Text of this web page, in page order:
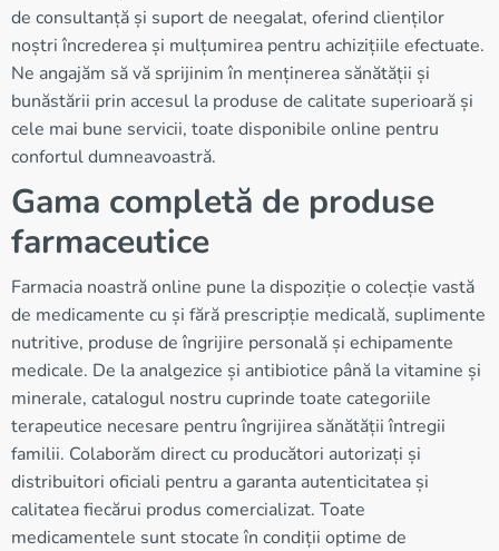
de consultanță și suport de neegalat, oferind clienților
noștri încrederea și mulțumirea pentru achizițiile efectuate.
Ne angajăm să vă sprijinim în menținerea sănătății și
bunăstării prin accesul la produse de calitate superioară și
cele mai bune servicii, toate disponibile online pentru
confortul dumneavoastră.
Gama completă de produse
farmaceutice
Farmacia noastră online pune la dispoziție o colecție vastă
de medicamente cu și fără prescripție medicală, suplimente
nutritive, produse de îngrijire personală și echipamente
medicale. De la analgezice și antibiotice până la vitamine și
minerale, catalogul nostru cuprinde toate categoriile
terapeutice necesare pentru îngrijirea sănătății întregii
familii. Colaborăm direct cu producători autorizați și
distribuitori oficiali pentru a garanta autenticitatea și
calitatea fiecărui produs comercializat. Toate
medicamentele sunt stocate în condiții optime de